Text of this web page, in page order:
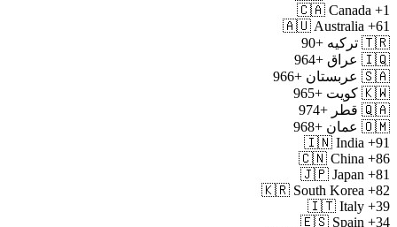
🇨🇦 Canada +1
🇦🇺 Australia +61
🇹🇷 ترکیه +90
🇮🇶 عراق +964
🇸🇦 عربستان +966
🇰🇼 کویت +965
🇶🇦 قطر +974
🇴🇲 عمان +968
🇮🇳 India +91
🇨🇳 China +86
🇯🇵 Japan +81
🇰🇷 South Korea +82
🇮🇹 Italy +39
🇪🇸 Spain +34